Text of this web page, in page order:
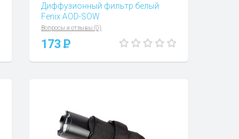
Диффузионный фильтр белый
Fenix AOD-SOW
Вопросы и отзывы (0)
173 P